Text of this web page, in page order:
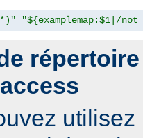
"${examplemap:$1|/